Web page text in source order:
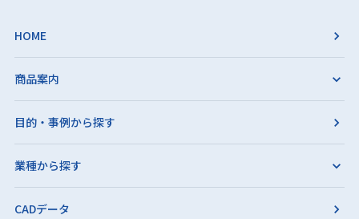
HOME
商品案内
目的・事例から探す
業種から探す
CADデータ